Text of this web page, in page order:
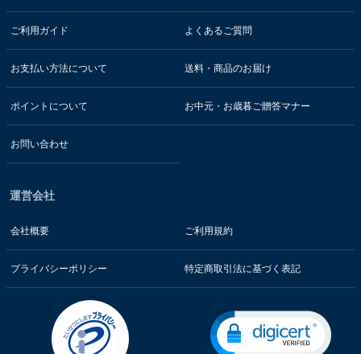
ご利用ガイド よくあるご質問
お支払い方法について 送料・商品のお届け
ポイントについて お中元・お歳暮ご贈答マナー
お問い合わせ
運営会社
会社概要 ご利用規約
プライバシーポリシー 特定商取引法に基づく表記